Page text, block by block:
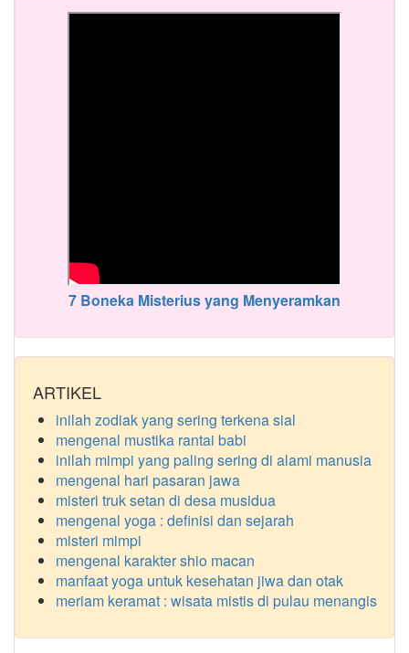
7 Boneka Misterius yang Menyeramkan
ARTIKEL
inilah zodiak yang sering terkena sial
mengenal mustika rantai babi
inilah mimpi yang paling sering di alami manusia
mengenal hari pasaran jawa
misteri truk setan di desa musidua
mengenal yoga : definisi dan sejarah
misteri mimpi
mengenal karakter shio macan
manfaat yoga untuk kesehatan jiwa dan otak
meriam keramat : wisata mistis di pulau menangis